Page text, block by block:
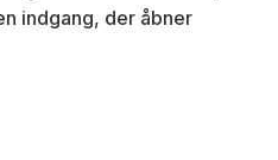
indgang, der åbner